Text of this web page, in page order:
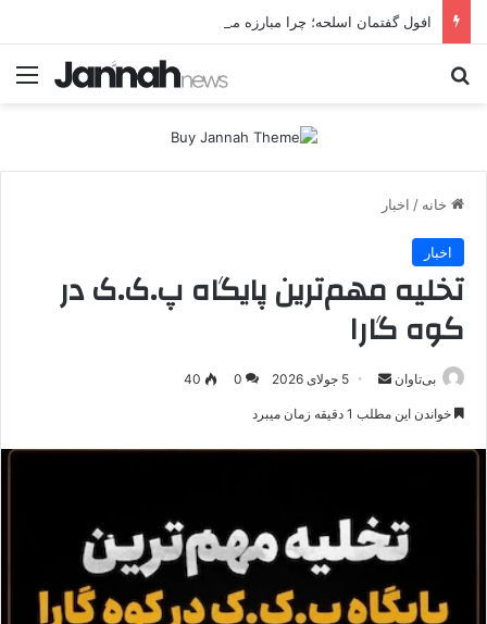
خانه / اخبار
اخبار
تخلیه مهم‌ترین پایگاه پ.ک.ک در
کوه گارا
بی‌تاوان
ر
ی
م
ی
ل
5 جولای 2026 0
40
خواندن این مطلب 1 دقیقه زمان میبرد